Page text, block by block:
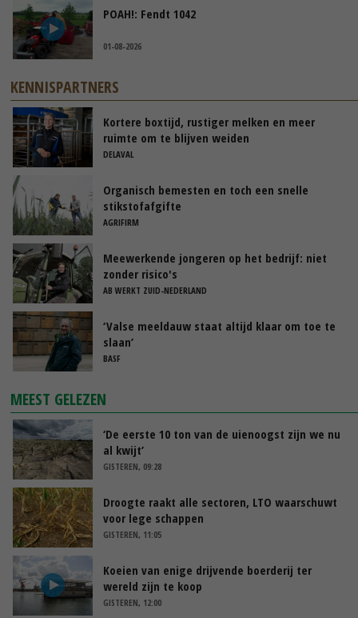
POAH!: Fendt 1042
01-08-2026
KENNISPARTNERS
Kortere boxtijd, rustiger melken en meer
ruimte om te blijven weiden
DELAVAL
Organisch bemesten en toch een snelle
stikstofafgifte
AGRIFIRM
Meewerkende jongeren op het bedrijf: niet
zonder risico's
AB WERKT ZUID-NEDERLAND
‘Valse meeldauw staat altijd klaar om toe te
slaan’
BASF
MEEST GELEZEN
‘De eerste 10 ton van de uienoogst zijn we nu
al kwijt’
GISTEREN, 09:28
Droogte raakt alle sectoren, LTO waarschuwt
voor lege schappen
GISTEREN, 11:05
Koeien van enige drijvende boerderij ter
wereld zijn te koop
GISTEREN, 12:00